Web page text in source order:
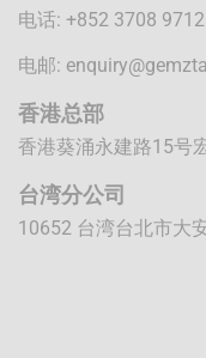
电话: +852 3708 9712
电邮:
香港总部
香港葵涌永建路15号
台湾分公司
10652 台湾台北市大